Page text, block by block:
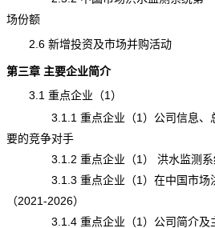
场份额
2.6 新增投资及市场并购活动
第三章 主要企业简介
3.1 重点企业（1）
3.1.1 重点企业（1）公司信息、总
要的竞争对手
3.1.2 重点企业（1） 洪水监测系
3.1.3 重点企业（1）在中国市场洪
（2021-2026）
3.1.4 重点企业（1）公司简介及